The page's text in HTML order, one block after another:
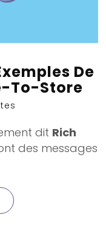
De
To-Store
dit Rich
des messages